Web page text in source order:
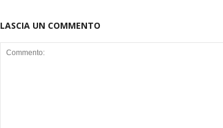
LASCIA UN COMMENTO